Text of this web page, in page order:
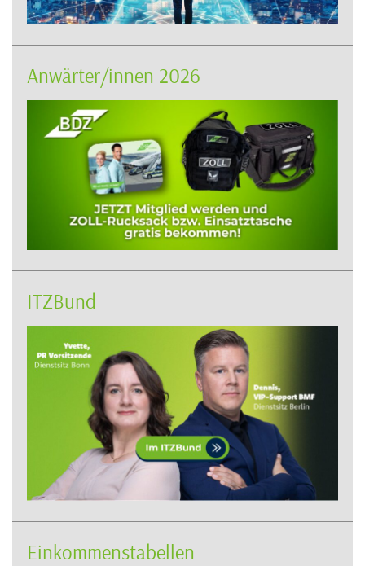
Anwärter/innen 2026
ITZBund
Einkommenstabellen